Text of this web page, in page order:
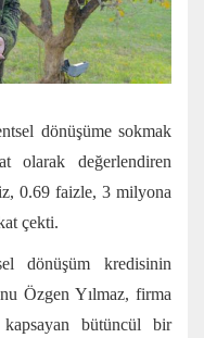
dönüşüme sokmak
olarak değerlendiren
0.69 faizle, 3 milyona
çekti.
dönüşüm kredisinin
Özgen Yılmaz, firma
bütüncül bir